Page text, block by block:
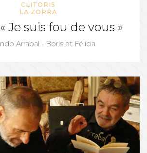
CLITORIS
LA ZORRA
Je suis fou de vous »
Arrabal - Boris et Félicia